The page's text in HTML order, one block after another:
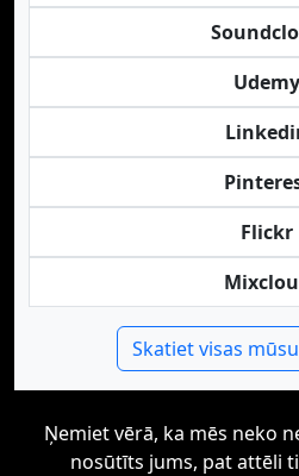
Udemy
Flickr
Skatiet visas
Ņemiet vērā, ka mēs neko
nosūtīts jums, pat attēli